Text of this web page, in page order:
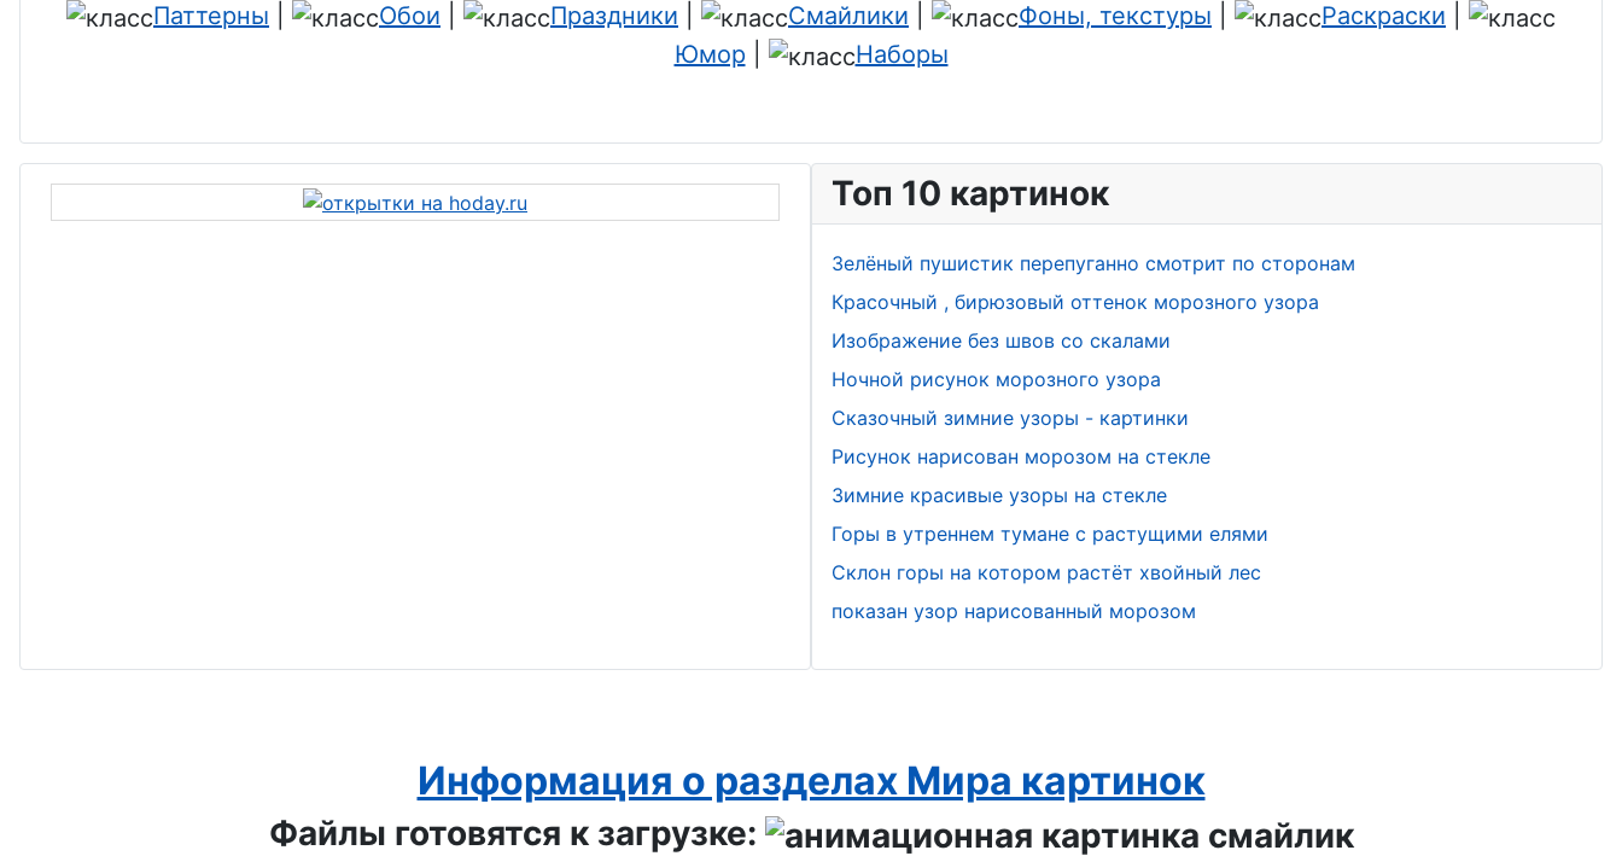
Паттерны Обои Праздники Смайлики Фоны, текстуры Раскраски
Юмор| Наборы
Топ 10 картинок
Зелёный пушистик перепуганно смотрит по сторонам
Красочный , бирюзовый оттенок морозного узора
Изображение без швов со скалами
Ночной рисунок морозного узора
Сказочный зимние узоры - картинки
Рисунок нарисован морозом на стекле
Зимние красивые узоры на стекле
Горы в утреннем тумане с растущими елями
Склон горы на котором растёт хвойный лес
показан узор нарисованный морозом
Информация о разделах Мира картинок
Файлы готовятся к загрузке: